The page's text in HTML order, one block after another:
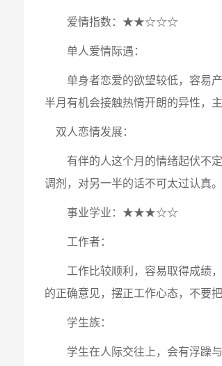
爱情指数：★★☆☆☆
单人爱情际遇：
单身者恋爱的欲望较低，容易产
半月有机会接触热情开朗的异性，
双人恋情发展：
有伴的人这个月的情绪起伏不定
调剂，对另一半的话不可太过认真
事业学业：★★★☆☆
工作者：
工作比较顺利，容易取得成绩，
的正确意见，摆正工作心态，不要
学生族：
学生在人际交往上，会有浮躁与